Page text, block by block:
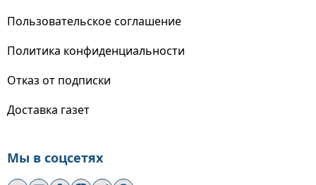
Пользовательское соглашение
Политика конфиденциальности
Отказ от подписки
Доставка газет
Мы в соцсетях